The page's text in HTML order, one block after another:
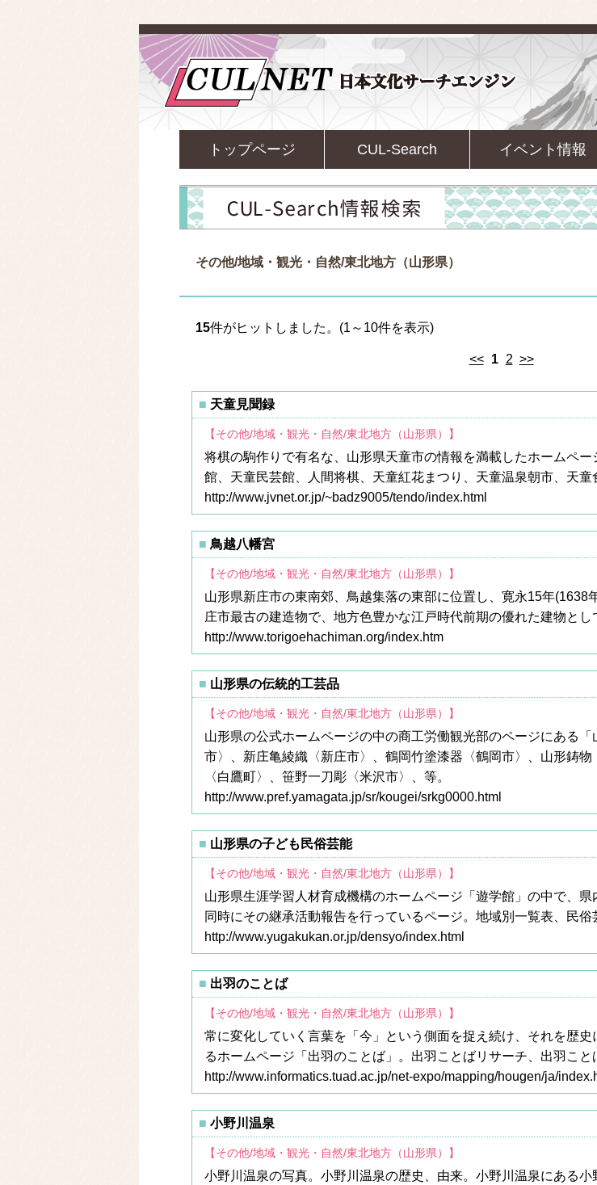
トップページ CUL-Search イベント情報
その他/地域・観光・自然/東北地方（山形県）
15件がヒットしました。(1～10件を表示)
<< 1 2 >>
天童見聞録
【その他/地域・観光・自然/東北地方（山形県）】
将棋の駒作りで有名な、山形県天童市の情報を満載したホームペ
館、天童民芸館、人間将棋、天童紅花まつり、天童温泉朝市、天童
http://www.jvnet.or.jp/~badz9005/tendo/index.html
鳥越八幡宮
【その他/地域・観光・自然/東北地方（山形県）】
山形県新庄市の東南郊、鳥越集落の東部に位置し、寛永15年
庄市最古の建造物で、地方色豊かな江戸時代前期の優れた建物とし
http://www.torigoehachiman.org/index.htm
山形県の伝統的工芸品
【その他/地域・観光・自然/東北地方（山形県）】
山形県の公式ホームページの中の商工労働観光部のページにある
市〉、新庄亀綾織〈新庄市〉、鶴岡竹塗漆器〈鶴岡市〉、山形鋳
〈白鷹町〉、笹野一刀彫〈米沢市〉、等。
http://www.pref.yamagata.jp/sr/kougei/srkg0000.html
山形県の子ども民俗芸能
【その他/地域・観光・自然/東北地方（山形県）】
山形県生涯学習人材育成機構のホームページ「遊学館」の中で、
同時にその継承活動報告を行っているページ。地域別一覧表、民俗
http://www.yugakukan.or.jp/densyo/index.html
出羽のことば
【その他/地域・観光・自然/東北地方（山形県）】
常に変化していく言葉を「今」という側面を捉え続け、それを歴
るホームページ「出羽のことば」。出羽ことばリサーチ、出羽こ
http://www.informatics.tuad.ac.jp/net-expo/mapping/hougen/ja/
小野川温泉
【その他/地域・観光・自然/東北地方（山形県）】
小野川温泉の写真。小野川温泉の歴史、由来。小野川温泉にある小